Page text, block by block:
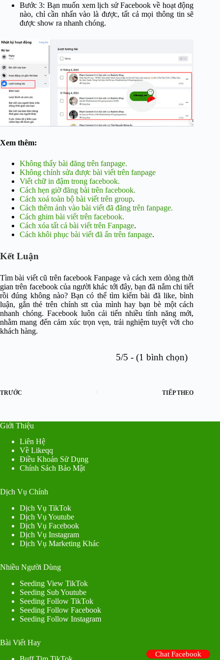
Bước 3: Bạn muốn xem lịch sử Facebook về hoạt động
nào, chỉ cần nhấn vào là được, tất cả mọi thông tin sẽ
được show ra nhanh chóng.
Xem thêm:
Không thấy bài đăng trên fanpage.
Không chỉnh sửa được bài viết trên fanpage
Viết chữ in đậm trong facebook.
Cách hẹn giờ đăng bài trên facebook.
Cách xoá toàn bộ bài viết trên group.
Cách thêm ảnh vào bài viết đã đăng trên fanpage.
Cách ghim bài viết trên facebook.
Cách xóa tất cả bài viết trên Fanpage.
Cách khôi phục bài viết đã ẩn trên fanpage.
Kết Luận
Tìm bài viết cũ trên facebook Fanpage và cách xem dòng thời
gian trên facebook của người khác tới đây, bạn đã nắm chi tiết
rồi đúng không nào? Bạn có thể tìm kiếm bài đã like, bình
luận, gắn thẻ trên chính stt của mình hay bạn bè một cách
nhanh chóng. Facebook luôn cải tiến nhiều tính năng mới,
nhằm mang đến cảm xúc trọn vẹn, trải nghiệm tuyệt vời cho
khách hàng.
5/5 - (1 bình chọn)
TRƯỚC TIẾP THEO
Giới Thiệu
Liên Hệ
Về Likeqq
Điều Khoản Sử Dụng
Chính Sách Bảo Mật
Dịch Vụ Chính
Dịch Vụ TikTok
Dịch Vụ Youtube
Dịch Vụ Facebook
Dịch Vụ Instagram
Dịch Vụ Marketing Khác
Nhiều Người Dùng
Seeding View TikTok
Seeding Sub Youtube
Seeding Follow TikTok
Seeding Follow Facebook
Seeding Follow Instagram
Bài Viết Hay
Chat Facebook